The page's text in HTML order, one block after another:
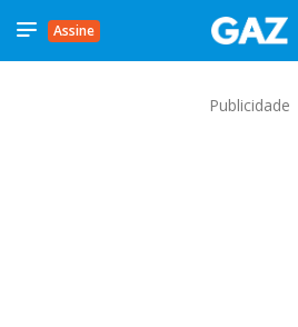
Assine
Publicidade